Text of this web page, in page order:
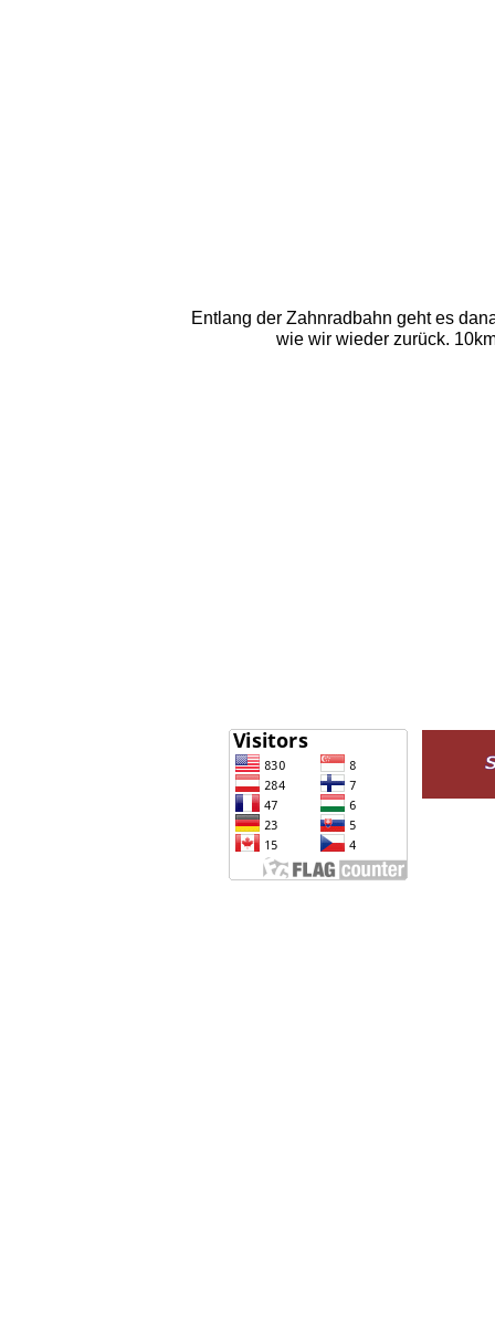
Entlang der Zahnradbahn geht es
wie wir wieder zurück.